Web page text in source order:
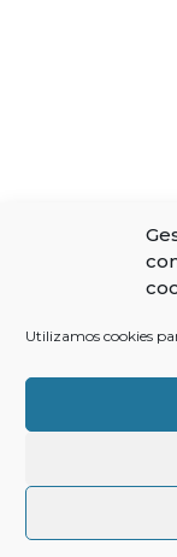
Utilizamos cookies